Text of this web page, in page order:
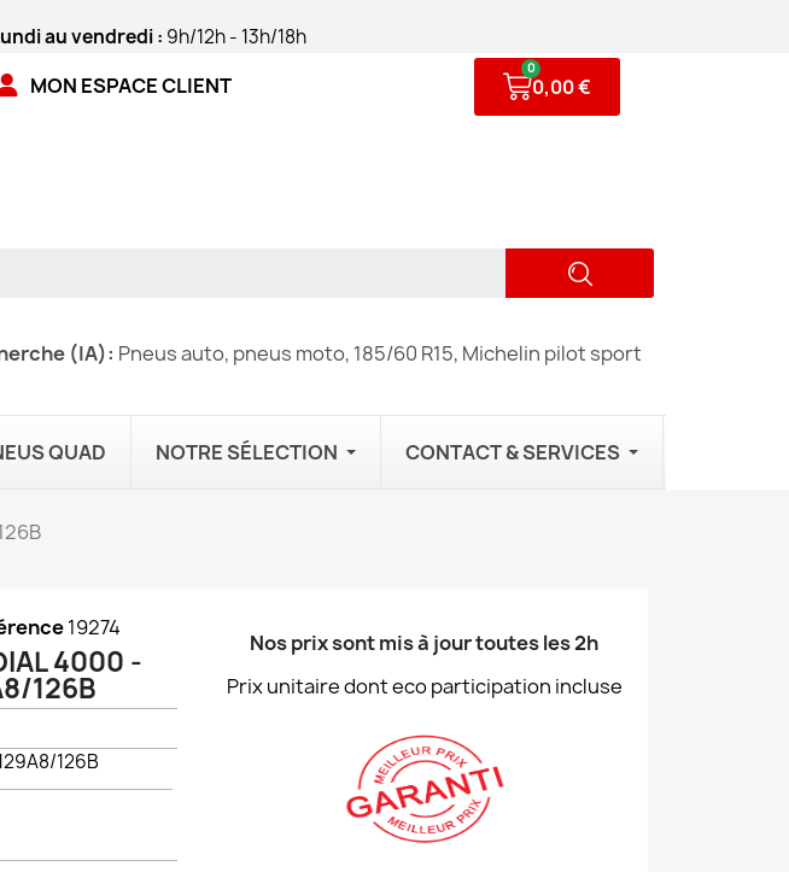
au vendredi : 9h/12h - 13h/18h
MON ESPACE CLIENT 0,00 €
(IA): Pneus auto, pneus moto, 185/60 R15, Michelin pilot sport
QUAD NOTRE SÉLECTION CONTACT & SERVICES
19274
4000 -
126B
126B
Nos prix sont mis à jour toutes les 2h
Prix unitaire dont eco participation incluse